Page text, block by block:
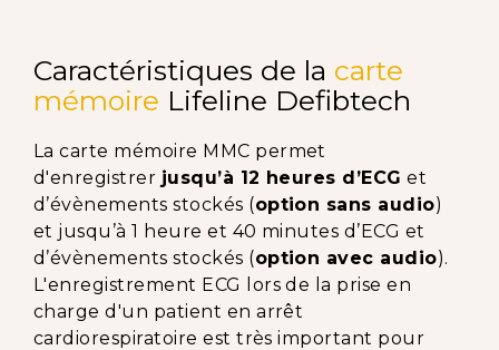
Caractéristiques de la carte
mémoire Lifeline Defibtech
La carte mémoire MMC permet
d'enregistrer jusqu’à 12 heures d’ECG et
d’évènements stockés (option sans audio)
et jusqu’à 1 heure et 40 minutes d’ECG et
d’évènements stockés (option avec audio).
L'enregistrement ECG lors de la prise en
charge d'un patient en arrêt
cardiorespiratoire est très important pour